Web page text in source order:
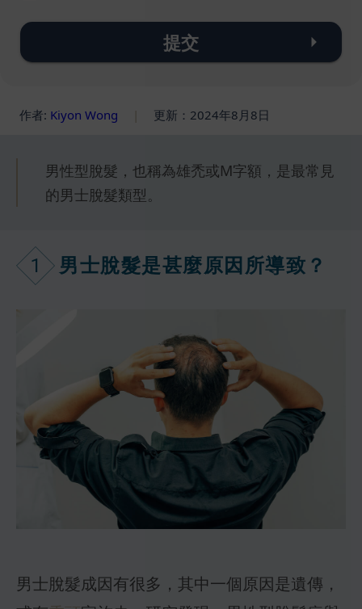
提交
作者: Kiyon Wong 更新：2024年8月8日
男性型脫髮，也稱為雄禿或M字額，是最常見
的男士脫髮類型。
1 男士脫髮是甚麼原因所導致？
男士脫髮成因有很多，其中一個原因是遺傳，